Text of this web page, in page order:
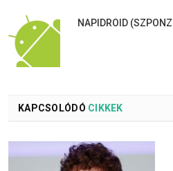
NAPIDROID
KAPCSOLÓDÓ CIKKEK